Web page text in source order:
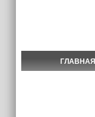
ГЛАВНАЯ